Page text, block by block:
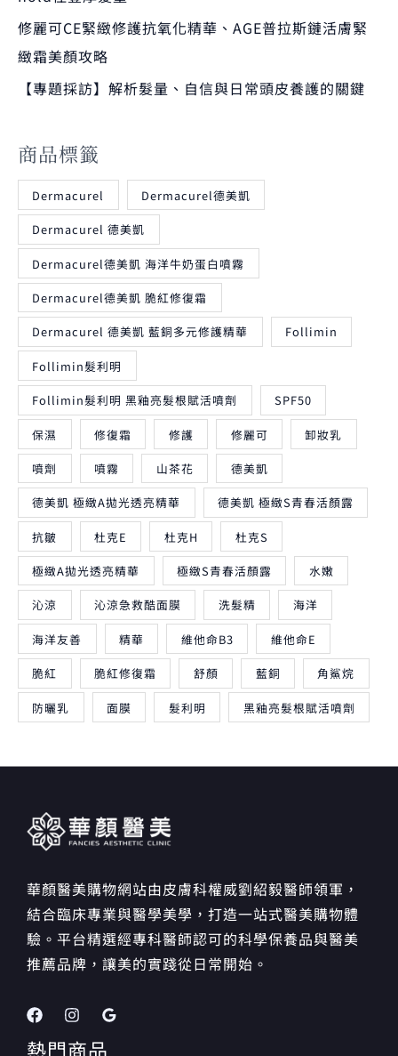
修麗可CE緊緻修護抗氧化精華、AGE普拉斯鏈活膚緊
緻霜美顏攻略
【專題採訪】解析髮量、自信與日常頭皮養護的關鍵
商品標籤
Dermacurel Dermacurel德美凱
Dermacurel 德美凱
Dermacurel德美凱 海洋牛奶蛋白噴霧
Dermacurel德美凱 脆紅修復霜
Dermacurel 德美凱 藍銅多元修護精華 Follimin
Follimin髮利明
Follimin髮利明 黑釉亮髮根賦活噴劑 SPF50
保濕 修復霜 修護 修麗可 卸妝乳
噴劑 噴霧 山茶花 德美凱
德美凱 極緻A拋光透亮精華 德美凱 極緻S青春活顏露
抗皺 杜克E 杜克H 杜克S
極緻A拋光透亮精華 極緻S青春活顏露 水嫩
沁涼 沁涼急救酷面膜 洗髮精 海洋
海洋友善 精華 維他命B3 維他命E
脆紅 脆紅修復霜 舒顏 藍銅 角鯊烷
防曬乳 面膜 髮利明 黑釉亮髮根賦活噴劑
華顏醫美購物網站由皮膚科權威劉紹毅醫師領軍，
結合臨床專業與醫學美學，打造一站式醫美購物體
驗。平台精選經專科醫師認可的科學保養品與醫美
推薦品牌，讓美的實踐從日常開始。
熱門商品